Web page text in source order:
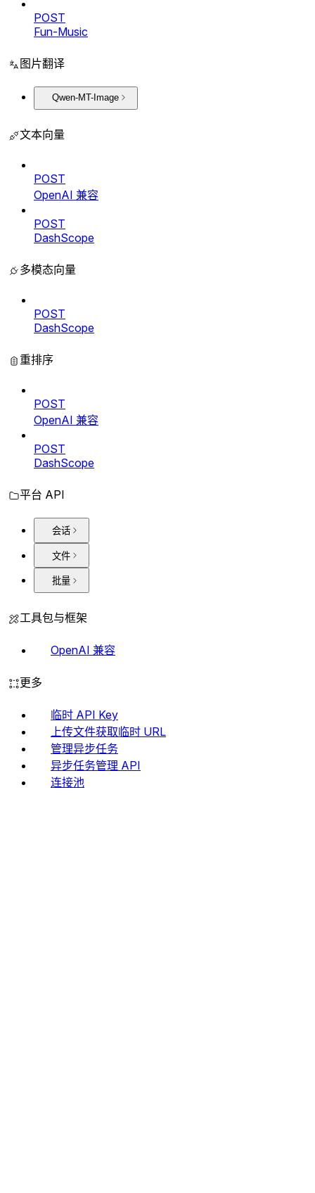
POST
Fun-Music
图片翻译
Qwen-MT-Image
文本向量
POST
OpenAI 兼容
POST
DashScope
多模态向量
POST
DashScope
重排序
POST
OpenAI 兼容
POST
DashScope
平台 API
会话
文件
批量
工具包与框架
OpenAI 兼容
更多
临时 API Key
上传文件获取临时 URL
管理异步任务
异步任务管理 API
连接池